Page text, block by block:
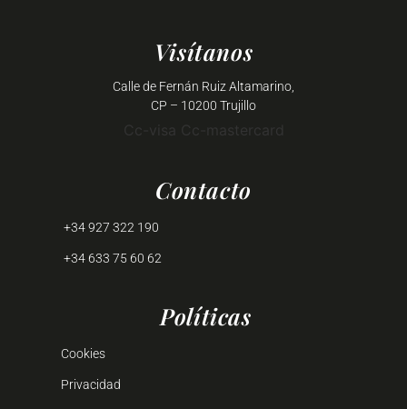
Visítanos
Calle de Fernán Ruiz Altamarino,
CP – 10200 Trujillo
Cc-visa Cc-mastercard
Contacto
+34 927 322 190
+34 633 75 60 62
Políticas
Cookies
Privacidad